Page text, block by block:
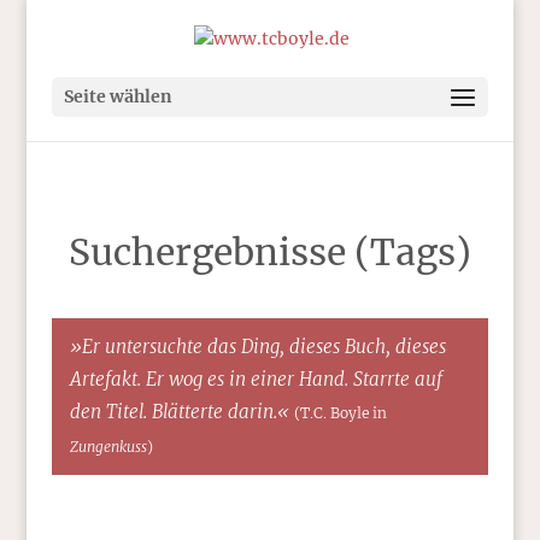
Seite wählen
Suchergebnisse (Tags)
»Er untersuchte das Ding, dieses Buch, dieses
Artefakt. Er wog es in einer Hand. Starrte auf
den Titel. Blätterte darin.« (T.C. Boyle in
Zungenkuss)